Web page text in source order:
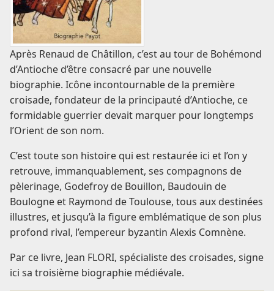
Après Renaud de Châtillon, c’est au tour de Bohémond
d’Antioche d’être consacré par une nouvelle
biographie. Icône incontournable de la première
croisade, fondateur de la principauté d’Antioche, ce
formidable guerrier devait marquer pour longtemps
l’Orient de son nom.
C’est toute son histoire qui est restaurée ici et l’on y
retrouve, immanquablement, ses compagnons de
pèlerinage, Godefroy de Bouillon, Baudouin de
Boulogne et Raymond de Toulouse, tous aux destinées
illustres, et jusqu’à la figure emblématique de son plus
profond rival, l’empereur byzantin Alexis Comnène.
Par ce livre, Jean FLORI, spécialiste des croisades, signe
ici sa troisième biographie médiévale.